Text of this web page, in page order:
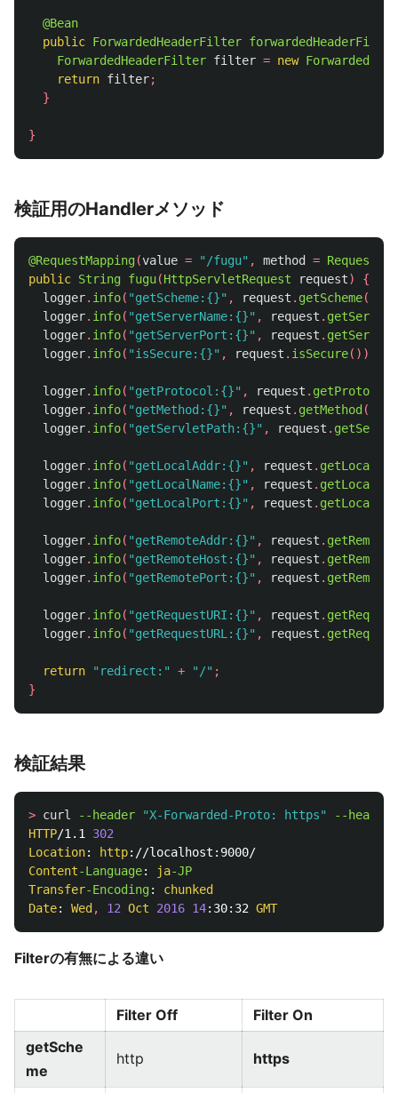
@Bean
public ForwardedHeaderFilter forwardedHeaderFilter
ForwardedHeaderFilter filter = new
return filter;
}
}
検証用のHandlerメソッド
@RequestMapping(value = "/fugu" , method =
public String fugu(HttpServletRequest request)
{
logger. info( "getScheme:{}" , request . getScheme());
logger. info( "getServerName:{}" , request .
logger. info( "getServerPort:{}" , request .
logger. info( "isSecure:{}" , request . isSecure());
logger. info( "getProtocol:{}" , request . getProtocol
logger. info( "getMethod:{}" , request . getMethod ());
logger. info( "getServletPath:{}" , request .
logger. info( "getLocalAddr:{}" , request .
logger. info( "getLocalName:{}" , request .
logger. info( "getLocalPort:{}" , request .
logger. info( "getRemoteAddr:{}" , request .
logger. info( "getRemoteHost:{}" , request .
logger. info( "getRemotePort:{}" , request .
logger. info( "getRequestURI:{}" , request .
logger. info( "getRequestURL:{}" , request .
return "redirect:" + "/" ;
}
検証結果
> curl --header "X-Forwarded-Proto: https"
--header
HTTP/1.1 302
Location: http
Content-Language: ja
Transfer-Encoding: chunked
Date: Wed , 12 Oct 2016 14:30:32 GMT
Filterの有無による違い
Filter Off
Filter On
getSche
me
http https